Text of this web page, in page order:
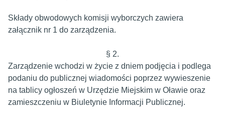
Składy obwodowych komisji wyborczych zawiera
załącznik nr 1 do zarządzenia.
§ 2.
Zarządzenie wchodzi w życie z dniem podjęcia i podlega
podaniu do publicznej wiadomości poprzez wywieszenie
na tablicy ogłoszeń w Urzędzie Miejskim w Oławie oraz
zamieszczeniu w Biuletynie Informacji Publicznej.